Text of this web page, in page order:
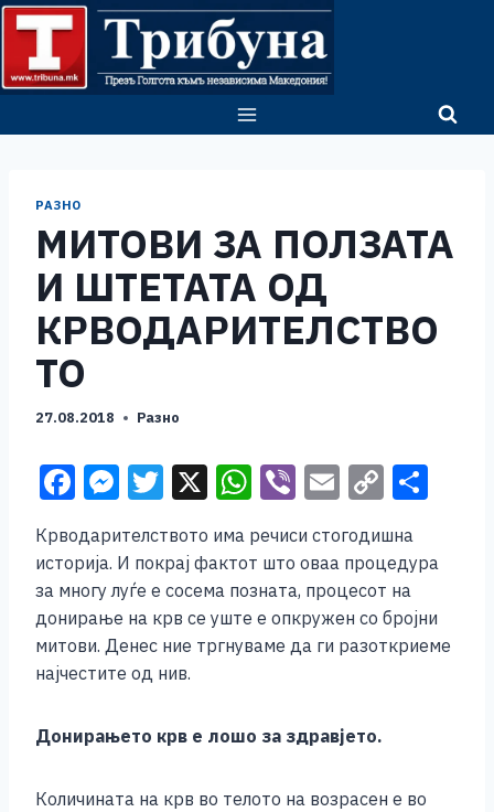
Skip
content
РАЗНО
МИТОВИ ЗА ПОЛЗАТА
И ШТЕТАТА ОД
КРВОДАРИТЕЛСТВО
ТО
27.08.2018 Разно
F
c
e
b
o
o
k
M
ss
e
n
g
er
T
tt
er
X W
at
s
A
p
Vi
er
E
ai
l
C
p
y
Li
n
ar
Крводарителството има речиси стогодишна
историја. И покрај фактот што оваа процедура
за многу луѓе е сосема позната, процесот на
донирање на крв се уште е опкружен со бројни
митови. Денес ние тргнуваме да ги разоткриеме
најчестите од нив.
Донирањето крв е лошо за здравјето.
Количината на крв во телото на возрасен е во